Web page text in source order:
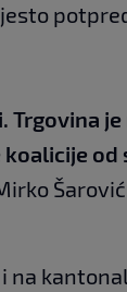
Trgovina je
od
i na